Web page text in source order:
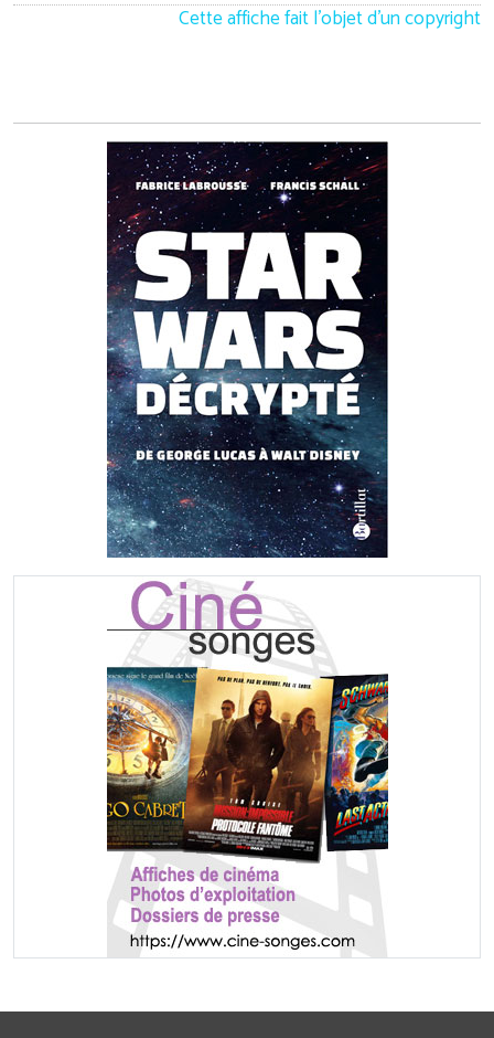
Cette affiche fait l'objet d'un copyright